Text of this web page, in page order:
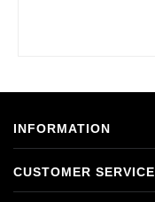
INFORMATION
CUSTOMER SERVICE